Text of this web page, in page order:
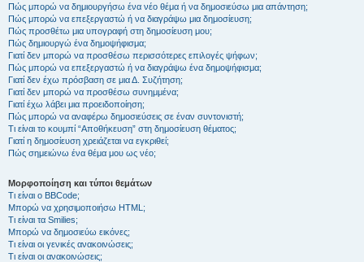
Πώς μπορώ να δημιουργήσω ένα νέο θέμα ή να δημοσιεύσω μια απάντηση;
Πώς μπορώ να επεξεργαστώ ή να διαγράψω μια δημοσίευση;
Πώς προσθέτω μια υπογραφή στη δημοσίευση μου;
Πώς δημιουργώ ένα δημοψήφισμα;
Γιατί δεν μπορώ να προσθέσω περισσότερες επιλογές ψήφων;
Πώς μπορώ να επεξεργαστώ ή να διαγράψω ένα δημοψήφισμα;
Γιατί δεν έχω πρόσβαση σε μια Δ. Συζήτηση;
Γιατί δεν μπορώ να προσθέσω συνημμένα;
Γιατί έχω λάβει μια προειδοποίηση;
Πώς μπορώ να αναφέρω δημοσιεύσεις σε έναν συντονιστή;
Τι είναι το κουμπί “Αποθήκευση” στη δημοσίευση θέματος;
Γιατί η δημοσίευση χρειάζεται να εγκριθεί;
Πώς σημειώνω ένα θέμα μου ως νέο;
Μορφοποίηση και τύποι θεμάτων
Τι είναι ο BBCode;
Μπορώ να χρησιμοποιήσω HTML;
Τι είναι τα Smilies;
Μπορώ να δημοσιεύω εικόνες;
Τι είναι οι γενικές ανακοινώσεις;
Τι είναι οι ανακοινώσεις;